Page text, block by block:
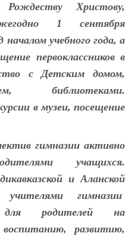
Рождеству Христову,
1 сентября
учебного года, а
первоклассников в
с Детским домом,
библиотеками.
в музеи, посещение
гимназии активно
учащихся.
и Аланской
гимназии
для родителей на
развитию,